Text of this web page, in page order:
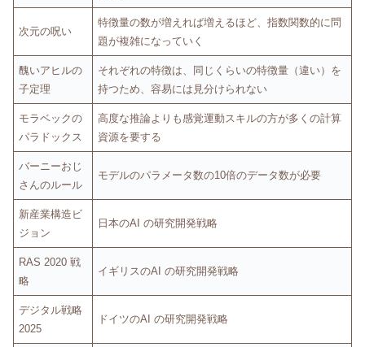
次元の呪い
特徴量の数が増えれば増えるほど、指数関数的に問
題が複雑になっていく
醜いアヒルの
子定理
それぞれの特徴は、同じくらいの特徴量（違い）を
持つため、容易には見分けられない
モラベックの
パラドックス
高度な推論よりも感覚運動スキルの方が多くの計算
資源を要する
バーニーおじ
さんのルール
モデルのパラメータ数の10倍のデータ数が必要
新産業構造ビ
ジョン
日本のAI の研究開発戦略
RAS 2020 戦
略
イギリスのAI の研究開発戦略
デジタル戦略
2025
ドイツのAI の研究開発戦略